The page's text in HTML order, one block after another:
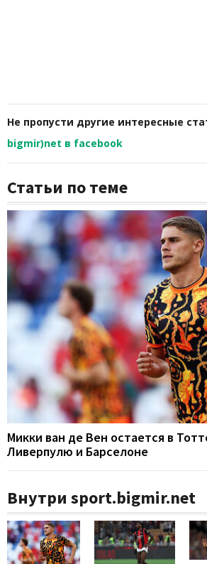
Не пропусти другие интересные
bigmir)net в facebook
Статьи по теме
Микки ван де Вен остается в
Ливерпулю и Барселоне
Внутри sport.bigmir.net